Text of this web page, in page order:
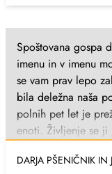
Spoštovana gospa
imenu in v imenu
se vam prav lepo
bila deležna naša
polnih pet let je
enoti. Življenje se
napredovala, je bila
DARJA PŠENIČNIK IN